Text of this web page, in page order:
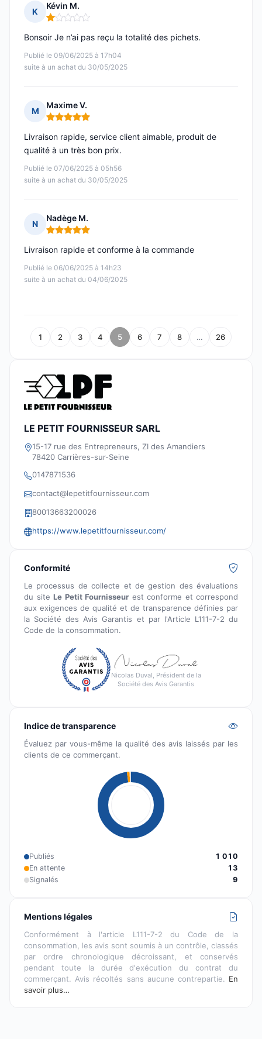
K
Kévin M.
Note : 1 sur 5
Publié le 09/06/2025 à 17h04
suite à un achat du 30/05/2025
Bonsoir Je n’ai pas reçu la totalité des pichets.
M
Maxime V.
Note : 5 sur 5
Publié le 07/06/2025 à 05h56
suite à un achat du 30/05/2025
Livraison rapide, service client aimable, produit de
qualité à un très bon prix.
N
Nadège M.
Note : 5 sur 5
Publié le 06/06/2025 à 14h23
suite à un achat du 04/06/2025
Livraison rapide et conforme à la commande
1 2 3 4 5 6 7 8 … 26
LE PETIT FOURNISSEUR SARL
15-17 rue des Entrepreneurs, ZI des Amandiers
78420 Carrières-sur-Seine
0147871536
contact@lepetitfournisseur.com
80013663200026
https://www.lepetitfournisseur.com/
Conformité
Le processus de collecte et de gestion des évaluations
du site Le Petit Fournisseur est conforme et correspond
aux exigences de qualité et de transparence définies par
la Société des Avis Garantis et par l'Article L111-7-2 du
Code de la consommation.
Nicolas Duval, Président de la
Société des Avis Garantis
Indice de transparence
Évaluez par vous-même la qualité des avis laissés par les
clients de ce commerçant.
Publiés
1 010
En attente
13
Signalés
9
Mentions légales
Conformément à l'article L111-7-2 du Code de la
consommation, les avis sont soumis à un contrôle, classés
par ordre chronologique décroissant, et conservés
pendant toute la durée d'exécution du contrat du
commerçant. Avis récoltés sans aucune contrepartie. En
savoir plus…